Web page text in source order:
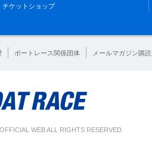
チケットショップ
ボートレース関係団体 メールマガジン購読
WEB ALL RIGHTS RESERVED.